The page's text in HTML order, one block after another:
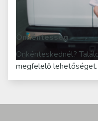
Önkéntesség
Önkénteskednél?
megfelelő lehetőséget.